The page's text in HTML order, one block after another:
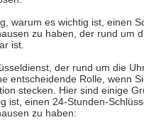
warum es wichtig ist, einen
zu haben, der rund um
ist.
der rund um die
entscheidende Rolle, wenn
stecken. Hier sind einige
ist, einen 24-Stunden-
zu haben: